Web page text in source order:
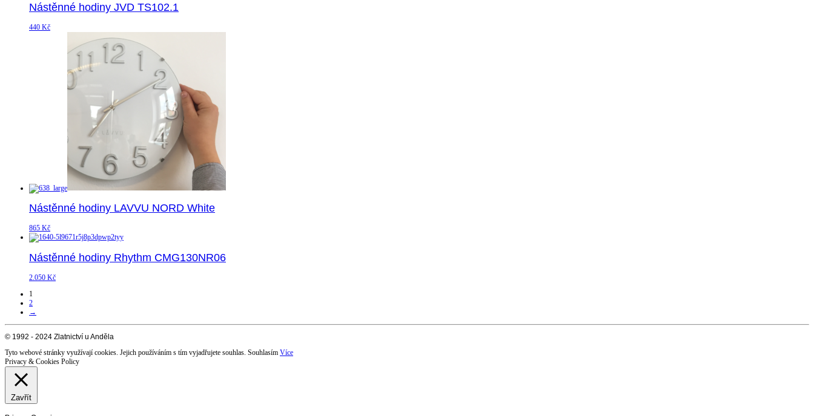
Nástěnné hodiny JVD TS102.1
440 Kč
Nástěnné hodiny LAVVU NORD White
865 Kč
Nástěnné hodiny Rhythm CMG130NR06
2.050 Kč
1
2
→
© 1992 - 2024 Zlatnictví u Anděla
Tyto webové stránky využívají cookies. Jejich používáním s tím vyjadřujete souhlas. Souhlasím Více
Privacy & Cookies Policy
Zavřít